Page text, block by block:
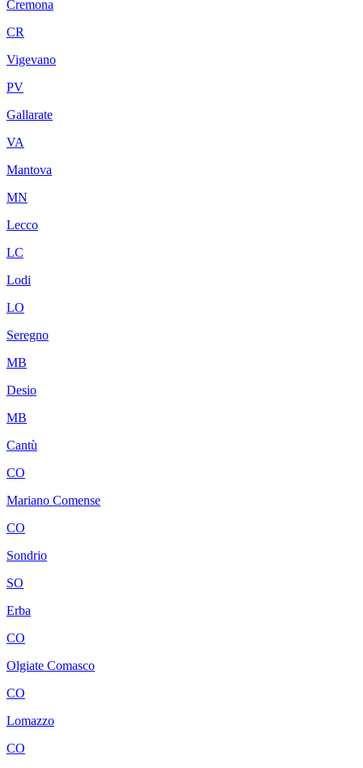
Cremona
CR
Vigevano
PV
Gallarate
VA
Mantova
MN
Lecco
LC
Lodi
LO
Seregno
MB
Desio
MB
Cantù
CO
Mariano Comense
CO
Sondrio
SO
Erba
CO
Olgiate Comasco
CO
Lomazzo
CO